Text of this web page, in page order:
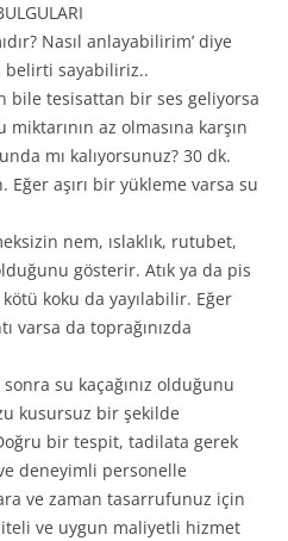
Nasıl anlayabilirim’ diye
belirti sayabiliriz..
bile tesisattan bir ses geliyorsa
miktarının az olmasına karşın
mı kalıyorsunuz? 30 dk.
Eğer aşırı bir yükleme varsa su
nem, ıslaklık, rutubet,
gösterir. Atık ya da pis
koku da yayılabilir. Eğer
varsa da toprağınızda
su kaçağınız olduğunu
kusursuz bir şekilde
bir tespit, tadilata gerek
deneyimli personelle
ve zaman tasarrufunuz için
ve uygun maliyetli hizmet